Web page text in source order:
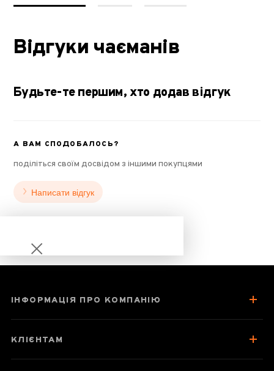
Відгуки чаєманів
Будьте-те першим, хто додав відгук
А ВАМ СПОДОБАЛОСЬ?
поділіться своїм досвідом з іншими покупцями
Написати відгук
Набір Шу Пуер в
ІНФОРМАЦІЯ ПРО КОМПАНІЮ
КЛІЄНТАМ